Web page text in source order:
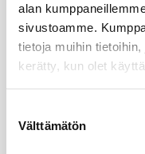
alan
sivustoamme.
tietoja muihin
kerätty, kun olet
valinta
Välttämätön